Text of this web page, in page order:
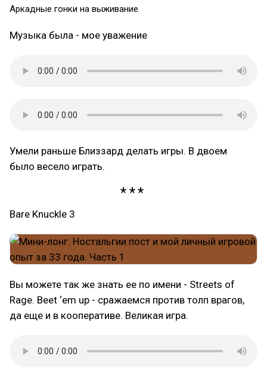
Аркадные гонки на выживание
Музыка была - мое уважение
Умели раньше Близзард делать игры. В двоем
было весело играть.
Bare Knuckle 3
Вы можете так же знать ее по имени - Streets of
Rage. Beet ‘em up - сражаемся против толп врагов,
да еще и в кооперативе. Великая игра.